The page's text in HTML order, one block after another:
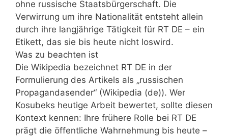
ohne russische Staatsbürgerschaft. Die
Verwirrung um ihre Nationalität entsteht allein
durch ihre langjährige Tätigkeit für RT DE – ein
Etikett, das sie bis heute nicht loswird.
Was zu beachten ist
Die Wikipedia bezeichnet RT DE in der
Formulierung des Artikels als „russischen
Propagandasender“ (Wikipedia (de)). Wer
Kosubeks heutige Arbeit bewertet, sollte diesen
Kontext kennen: Ihre frühere Rolle bei RT DE
prägt die öffentliche Wahrnehmung bis heute –